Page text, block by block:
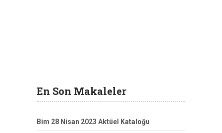
En Son Makaleler
Bim 28 Nisan 2023 Aktüel Kataloğu